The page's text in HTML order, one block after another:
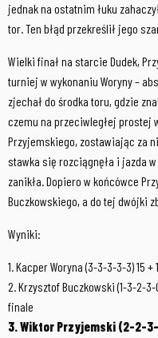
jednak na ostatnim łuku
tor. Ten błąd przekreślił jego
Wielki finał na starcie Dudek,
turniej w wykonaniu Woryny –
zjechał do środka toru, gdzie
czemu na przeciwległej prostej
Przyjemskiego, zostawiając za
stawka się rozciągnęła i jazda
zanikła. Dopiero w końcówce
Buczkowskiego, a do tej dwójki
Wyniki:
1. Kacper Woryna (3-3-3-3-3) 15
2. Krzysztof Buczkowski (1-3-2-
finale
3. Wiktor Przyjemski (2-2-3-